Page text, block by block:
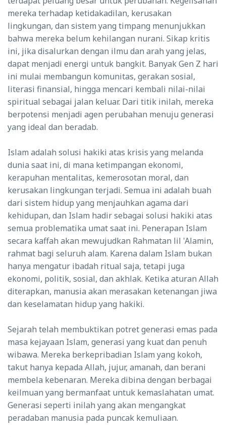
mereka terhadap ketidakadilan, kerusakan
lingkungan, dan sistem yang timpang menunjukkan
bahwa mereka belum kehilangan nurani. Sikap kritis
ini, jika disalurkan dengan ilmu dan arah yang jelas,
dapat menjadi energi untuk bangkit. Banyak Gen Z hari
ini mulai membangun komunitas, gerakan sosial,
literasi finansial, hingga mencari kembali nilai-nilai
spiritual sebagai jalan keluar. Dari titik inilah, mereka
berpotensi menjadi agen perubahan menuju generasi
yang ideal dan beradab.
Islam adalah solusi hakiki atas krisis yang melanda
dunia saat ini, di mana ketimpangan ekonomi,
kerapuhan mentalitas, kemerosotan moral, dan
kerusakan lingkungan terjadi. Semua ini adalah buah
dari sistem hidup yang menjauhkan agama dari
kehidupan, dan Islam hadir sebagai solusi hakiki atas
semua problematika umat saat ini. Penerapan Islam
secara kaffah akan mewujudkan Rahmatan lil 'Alamin,
rahmat bagi seluruh alam. Karena dalam Islam bukan
hanya mengatur ibadah ritual saja, tetapi juga
ekonomi, politik, sosial, dan akhlak. Ketika aturan Allah
diterapkan, manusia akan merasakan ketenangan jiwa
dan keselamatan hidup yang hakiki.
Sejarah telah membuktikan potret generasi emas pada
masa kejayaan Islam, generasi yang kuat dan penuh
wibawa. Mereka berkepribadian Islam yang kokoh,
takut hanya kepada Allah, jujur, amanah, dan berani
membela kebenaran. Mereka dibina dengan berbagai
keilmuan yang bermanfaat untuk kemaslahatan umat.
Generasi seperti inilah yang akan mengangkat
peradaban manusia pada puncak kemuliaan.